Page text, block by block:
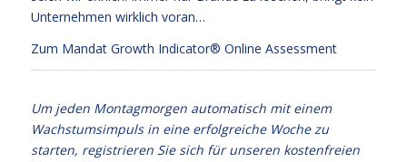
Unternehmen wirklich voran…
Zum Mandat Growth Indicator® Online Assessment
Um jeden Montagmorgen automatisch mit einem
Wachstumsimpuls in eine erfolgreiche Woche zu
starten, registrieren Sie sich für unseren kostenfreien